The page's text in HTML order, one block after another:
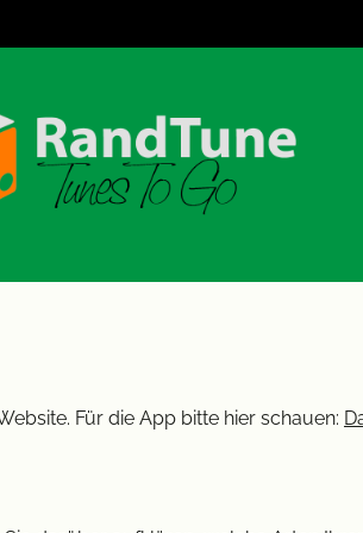
Für die App bitte hier schauen: